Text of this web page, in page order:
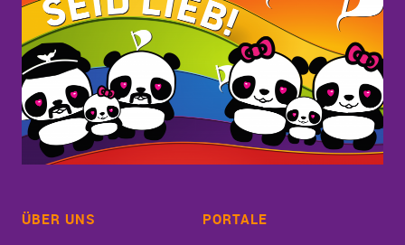
ÜBER UNS PORTALE